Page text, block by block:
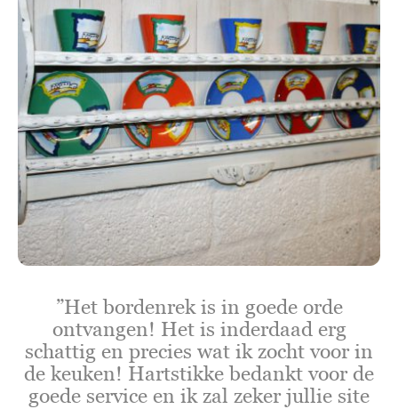
”Het bordenrek is in goede orde
ontvangen! Het is inderdaad erg
schattig en precies wat ik zocht voor in
de keuken! Hartstikke bedankt voor de
goede service en ik zal zeker jullie site